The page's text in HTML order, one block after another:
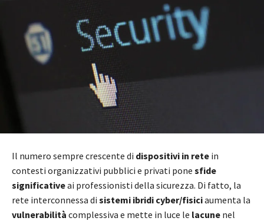
Il numero sempre crescente di dispositivi in rete in
contesti organizzativi pubblici e privati pone sfide
significativeai professionisti della sicurezza. Di fatto, la
rete interconnessa di sistemi ibridi cyber/fisiciaumenta la
vulnerabilità complessiva e mette in luce le lacune nel